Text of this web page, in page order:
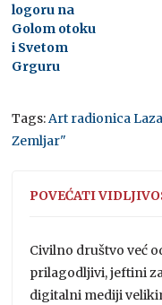
logoru na
Golom otoku
i Svetom
Grguru
Tags:Art radionica
Zemljar"
POVEĆATI
Civilno društvo već
prilagodljivi, jeftini
digitalni mediji